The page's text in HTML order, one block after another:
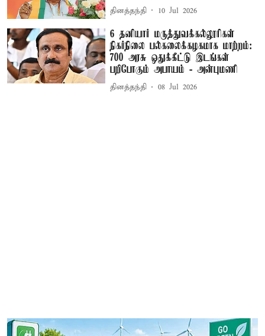
தினத்தந்தி 10 Jul 2026
6 தனியார் மருத்துவக்கல்லூரிகள்
நிகர்நிலை பல்கலைக்கழகமாக மாற்றம்:
700 அரசு ஒதுக்கீட்டு இடங்கள்
பறிபோகும் அபாயம் - அன்புமணி
தினத்தந்தி 08 Jul 2026